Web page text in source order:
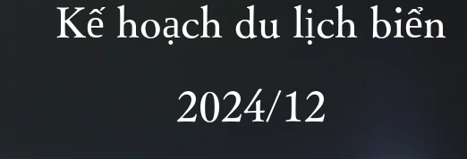
Kế hoạch du lịch biển
2024/12